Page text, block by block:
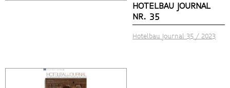
HOTELBAU JOURNAL
NR. 35
Hotelbau Journal 35 / 2023